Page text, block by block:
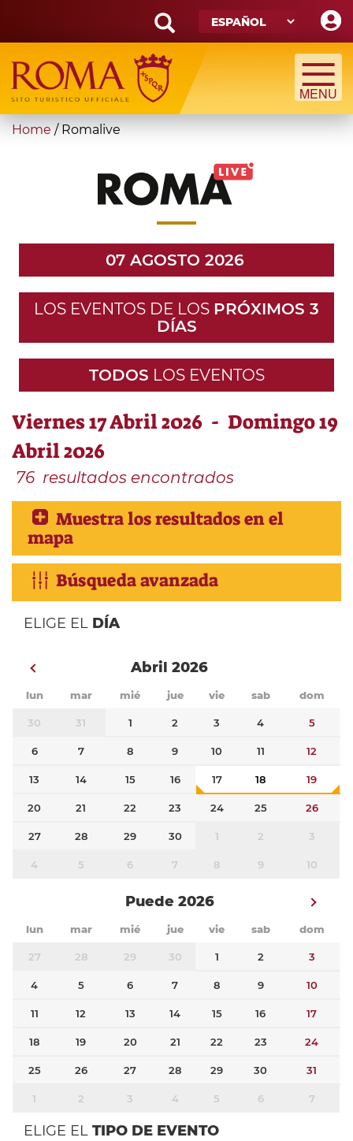
main
content
Search
form
Búsqueda
You
Home / Romalive
07 AGOSTO 2026
LOS EVENTOS DE LOS PRÓXIMOS 3
DÍAS
TODOS LOS EVENTOS
Viernes 17 Abril 2026 - Domingo 19
Abril 2026
76 resultados encontrados
Muestra los resultados en el
mapa
Búsqueda avanzada
ELIGE EL DÍA
Abril 2026
lun mar mié jue vie sab dom
30 31 1 2 3 4 5
6 7 8 9 10 11 12
13 14 15 16 17 18 19
20 21 22 23 24 25 26
27 28 29 30 1 2 3
4 5 6 7 8 9 10
Puede 2026
lun mar mié jue vie sab dom
27 28 29 30 1 2 3
4 5 6 7 8 9 10
11 12 13 14 15 16 17
18 19 20 21 22 23 24
25 26 27 28 29 30 31
1 2 3 4 5 6 7
ELIGE EL TIPO DE EVENTO